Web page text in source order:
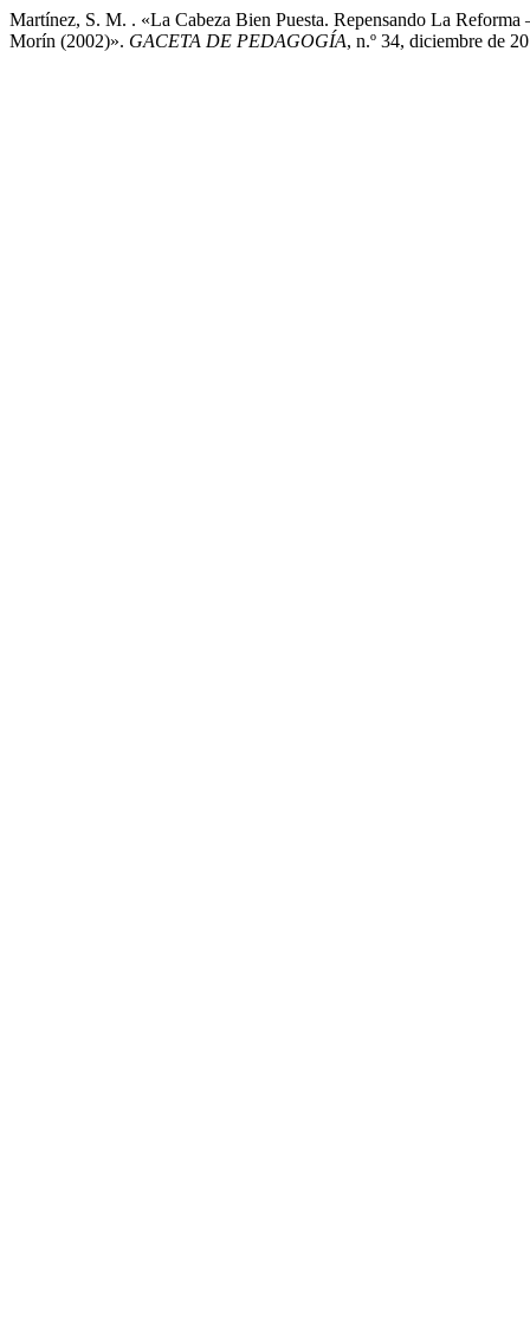
Martínez, S. M. . «La Cabeza Bien Puesta. Repensando La
Morín (2002)». GACETA DE PEDAGOGÍA, n.º 34, diciembre de